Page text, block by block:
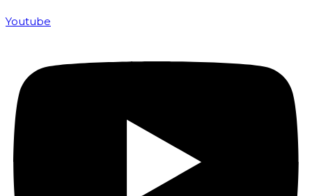
Youtube